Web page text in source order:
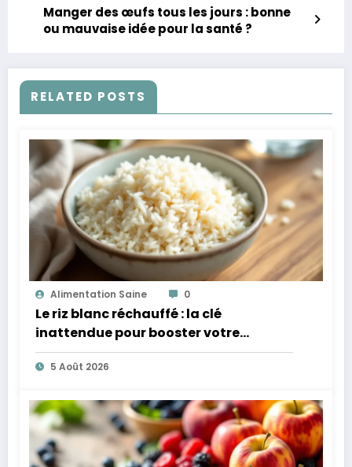
Manger des œufs tous les jours : bonne
ou mauvaise idée pour la santé ?
RELATED POSTS
Alimentation Saine 0
Le riz blanc réchauffé : la clé
inattendue pour booster votre
microbiote
5 Août 2026